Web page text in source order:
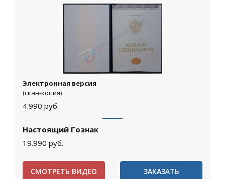
Электронная версия
(скан-копия)
4.990 руб.
Настоящий Гознак
19.990 руб.
СМОТРЕТЬ ВИДЕО ЗАКАЗАТЬ